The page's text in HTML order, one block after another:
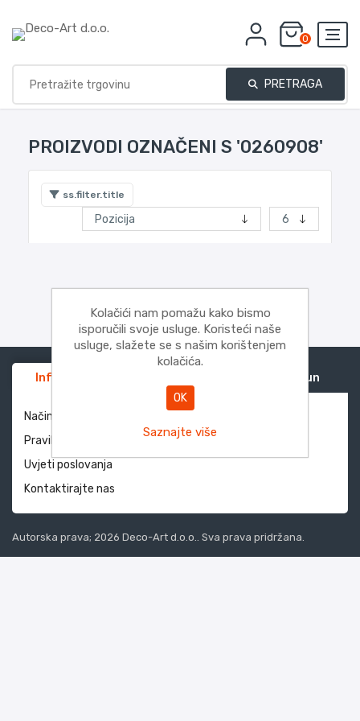
0
PRETRAGA
PROIZVODI OZNAČENI S '0260908'
ss.filter.title
Informacije Moj račun
Način dostave i povrati
Pravila privatnosti
Uvjeti poslovanja
Kontaktirajte nas
Autorska prava; 2026 Deco-Art d.o.o.. Sva prava pridržana.
Kolačići nam pomažu kako bismo
isporučili svoje usluge. Koristeći naše
usluge, slažete se s našim korištenjem
kolačića.
OK
Saznajte više